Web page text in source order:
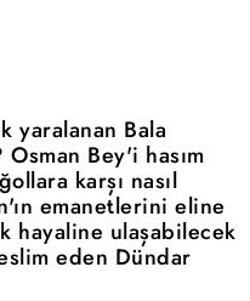
yaralanan Bala
Bey'i hasım
karşı nasıl
emanetlerini eline
hayaline ulaşabilecek
eden Dündar